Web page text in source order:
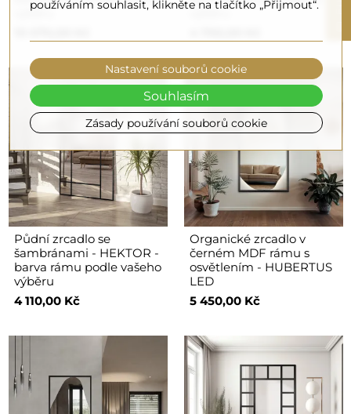
výběru
výběru
Půdní zrcadlo se
šambránami - HEKTOR -
barva rámu podle vašeho
výběru
4 110,00 Kč
Organické zrcadlo v
černém MDF rámu s
osvětlením - HUBERTUS
LED
5 450,00 Kč
používáním souhlasit, klikněte na tlačítko „Přijmout“.
Zásady používání souborů cookie
Nastavení souborů cookie
Souhlasím